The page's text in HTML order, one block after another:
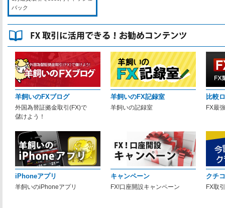
バック
羊飼いのFXブログ
外国為替証拠金取引(FX)で
儲けよう！
羊飼いのFX記録室
羊飼いの記録室
比較
FX最
iPhoneアプリ
羊飼いのiPhoneアプリ
キャンペーン
FX!口座開設キャンペーン
クチ
FX取